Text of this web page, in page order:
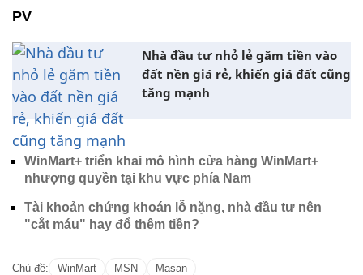
PV
Nhà đầu tư nhỏ lẻ găm tiền vào
đất nền giá rẻ, khiến giá đất cũng
tăng mạnh
WinMart+ triển khai mô hình cửa hàng WinMart+
nhượng quyền tại khu vực phía Nam
Tài khoản chứng khoán lỗ nặng, nhà đầu tư nên
"cắt máu" hay đổ thêm tiền?
Chủ đề: WinMart MSN Masan